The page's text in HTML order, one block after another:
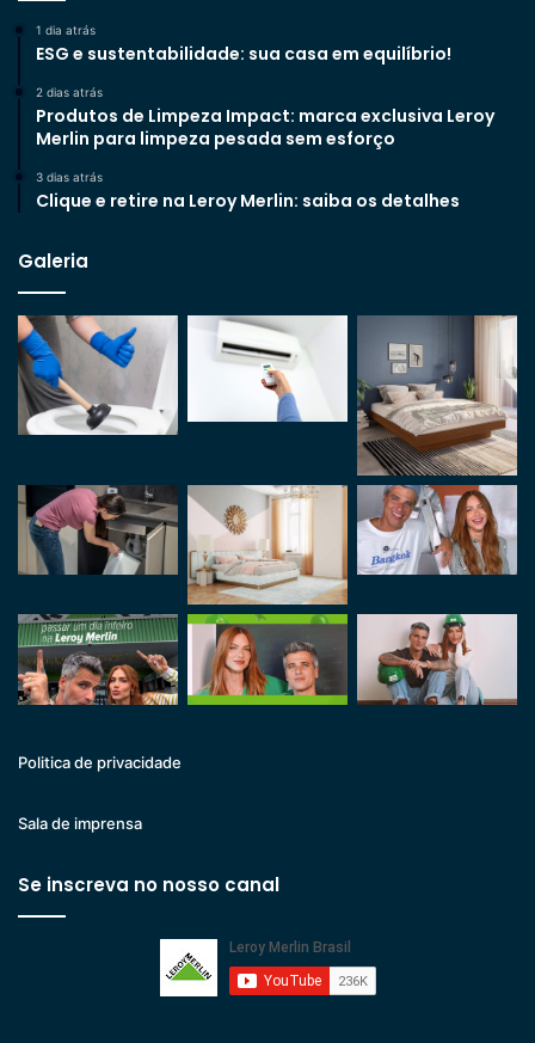
1 dia atrás
ESG e sustentabilidade: sua casa em equilíbrio!
2 dias atrás
Produtos de Limpeza Impact: marca exclusiva Leroy
Merlin para limpeza pesada sem esforço
3 dias atrás
Clique e retire na Leroy Merlin: saiba os detalhes
Galeria
Politica de privacidade
Sala de imprensa
Se inscreva no nosso canal